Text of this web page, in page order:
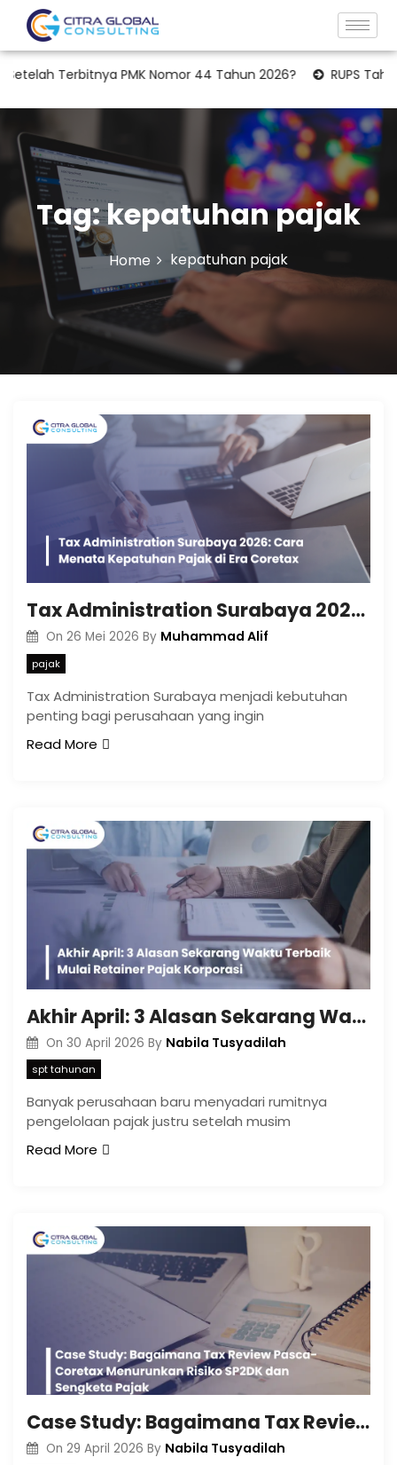
PMK Nomor 44 Tahun 2026? RUPS Tahunan:
Tag:kepatuhan pajak
Home kepatuhan pajak
Tax Administration Surabaya 2026: Cara Menata Kepatuhan Pajak di Era Coretax
On 26 Mei 2026 By Muhammad Alif
pajak
Tax Administration Surabaya menjadi kebutuhan
penting bagi perusahaan yang ingin
Read More
Akhir April: 3 Alasan Sekarang Waktu Terbaik Mulai Retainer Pajak Korporasi
On 30 April 2026 By Nabila Tusyadilah
spt tahunan
Banyak perusahaan baru menyadari rumitnya
pengelolaan pajak justru setelah musim
Read More
Case Study: Bagaimana Tax Review Pasca-Coretax Menurunkan Risiko SP2DK dan Sengketa Pajak
On 29 April 2026 By Nabila Tusyadilah